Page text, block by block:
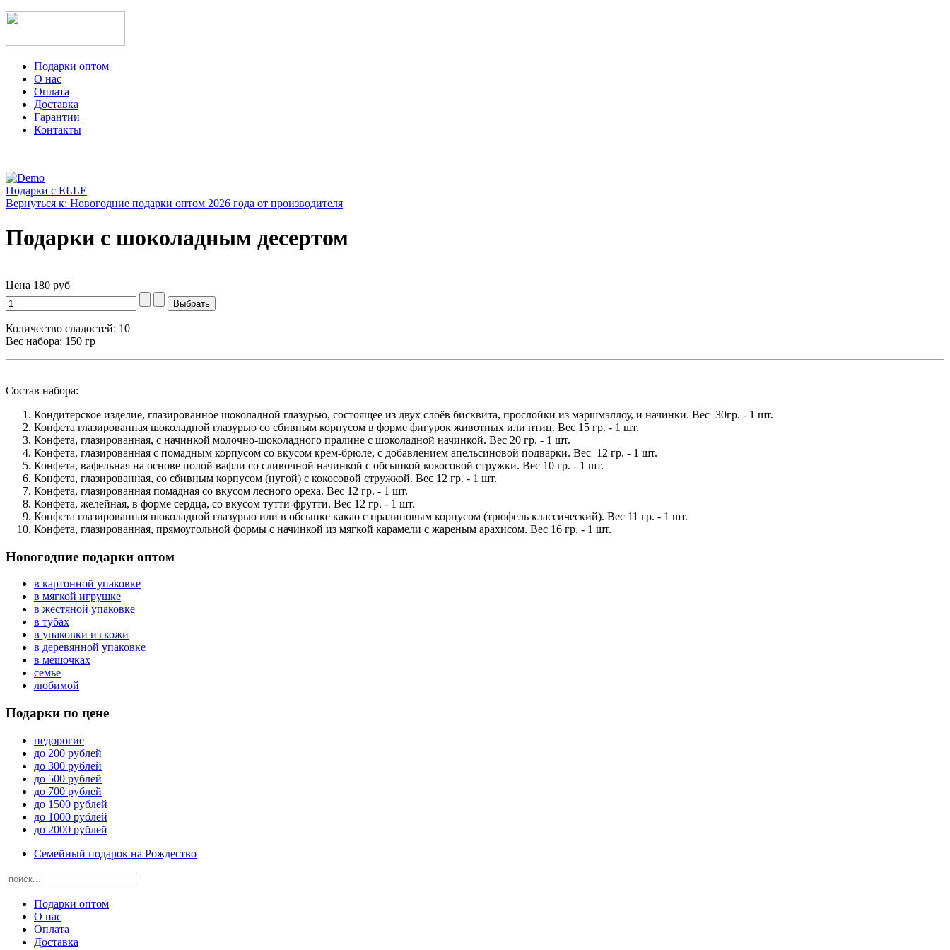
Подарки оптом
О нас
Оплата
Доставка
Гарантии
Контакты
Подарки с ELLE
Вернуться к: Новогодние подарки оптом 2026 года от производителя
Подарки с шоколадным десертом
Цена 180 руб
Количество сладостей: 10
Вес набора: 150 гр
Состав набора:
Кондитерское изделие, глазированное шоколадной глазурью, состоящее из двух слоёв бисквита, прослойки из маршмэллоу, и начинки. Вес 30гр. - 1 шт.
Конфета глазированная шоколадной глазурью со сбивным корпусом в форме фигурок животных или птиц. Вес 15 гр. - 1 шт.
Конфета, глазированная, с начинкой молочно-шоколадного пралине с шоколадной начинкой. Вес 20 гр. - 1 шт.
Конфета, глазированная с помадным корпусом со вкусом крем-брюле, с добавлением апельсиновой подварки. Вес 12 гр. - 1 шт.
Конфета, вафельная на основе полой вафли со сливочной начинкой с обсыпкой кокосовой стружки. Вес 10 гр. - 1 шт.
Конфета, глазированная, со сбивным корпусом (нугой) с кокосовой стружкой. Вес 12 гр. - 1 шт.
Конфета, глазированная помадная со вкусом лесного ореха. Вес 12 гр. - 1 шт.
Конфета, желейная, в форме сердца, со вкусом тутти-фрутти. Вес 12 гр. - 1 шт.
Конфета глазированная шоколадной глазурью или в обсыпке какао с пралиновым корпусом (трюфель классический). Вес 11 гр. - 1 шт.
Конфета, глазированная, прямоугольной формы с начинкой из мягкой карамели с жареным арахисом. Вес 16 гр. - 1 шт.
Новогодние подарки оптом
в картонной упаковке
в мягкой игрушке
в жестяной упаковке
в тубах
в упаковки из кожи
в деревянной упаковке
в мешочках
семье
любимой
Подарки по цене
недорогие
до 200 рублей
до 300 рублей
до 500 рублей
до 700 рублей
до 1500 рублей
до 1000 рублей
до 2000 рублей
Семейный подарок на Рождество
Подарки оптом
О нас
Оплата
Доставка